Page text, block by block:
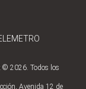
© 2026. Todos los
Avenida 12 de